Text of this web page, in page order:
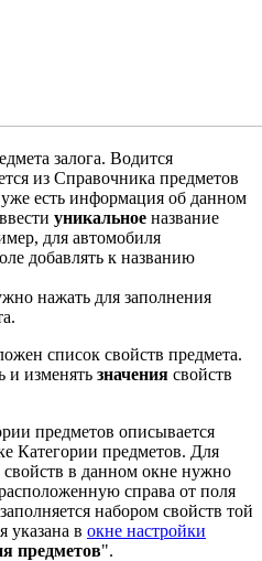
залога. Водится
из Справочника предметов
есть информация об данном
уникальное название
для автомобиля
добавлять к названию
нажать для заполнения
список свойств предмета.
и изменять значения свойств
предметов описывается
Категории предметов. Для
свойств в данном окне нужно
справа от поля
набором свойств той
указана в окне настройки
предметов".